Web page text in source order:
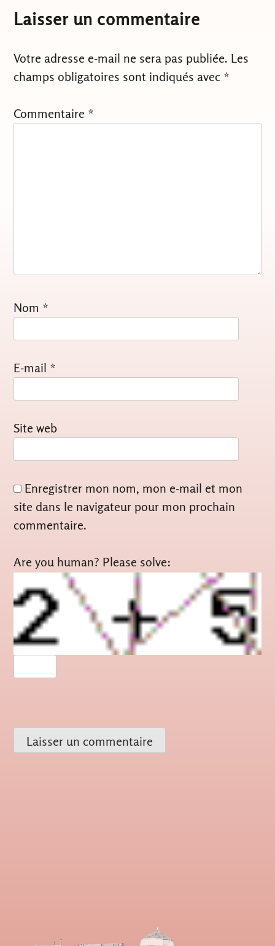
l’article
Laisser un commentaire
Votre adresse e-mail ne sera pas publiée. Les
champs obligatoires sont indiqués avec *
Commentaire *
Nom *
E-mail *
Site web
Enregistrer mon nom, mon e-mail et mon
site dans le navigateur pour mon prochain
commentaire.
Are you human? Please solve: